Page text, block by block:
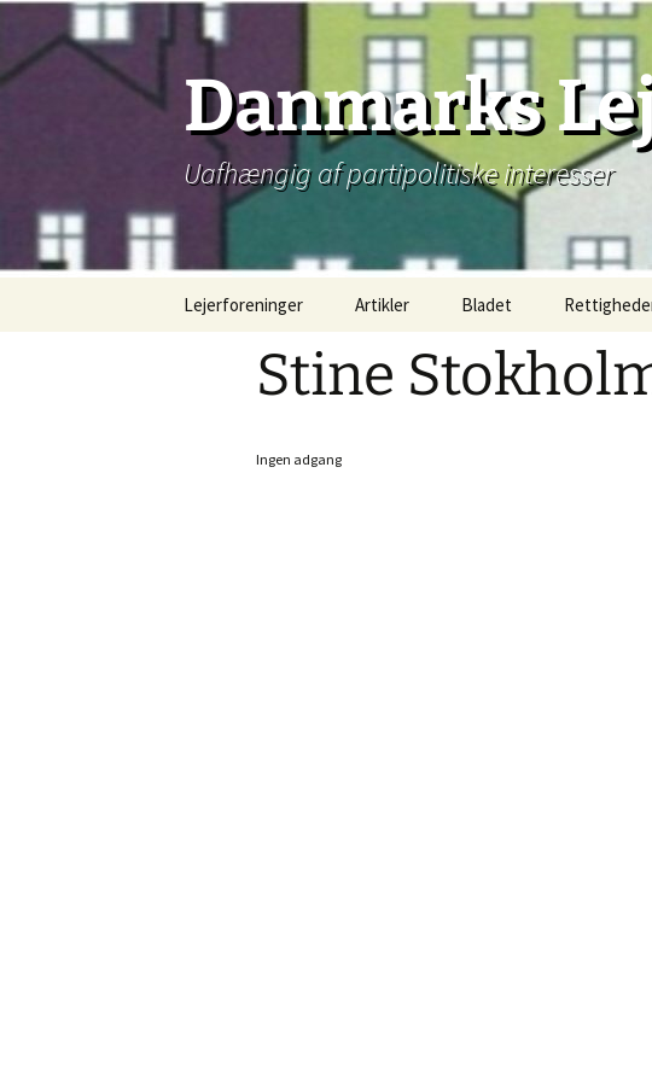
indhold
Danmarks
Uafhængig af partipolitiske interesser
Lejerforeninger Artikler Bladet
Lejemål,
Stine
Ingen adgang